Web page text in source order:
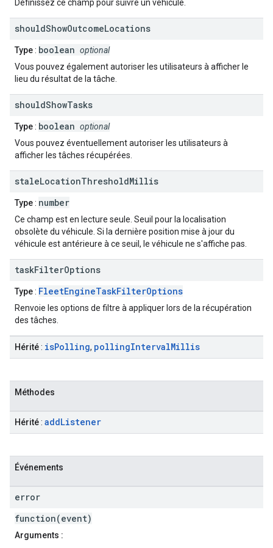
Définissez ce champ pour suivre un véhicule.
shouldShowOutcomeLocations
Type: boolean optional
Vous pouvez également autoriser les utilisateurs à afficher le
lieu du résultat de la tâche.
shouldShowTasks
Type: boolean optional
Vous pouvez éventuellement autoriser les utilisateurs à
afficher les tâches récupérées.
staleLocationThresholdMillis
Type: number
Ce champ est en lecture seule. Seuil pour la localisation
obsolète du véhicule. Si la dernière position mise à jour du
véhicule est antérieure à ce seuil, le véhicule ne s'affiche pas.
taskFilterOptions
Type: FleetEngineTaskFilterOptions
Renvoie les options de filtre à appliquer lors de la récupération
des tâches.
Hérité: isPolling, pollingIntervalMillis
Méthodes
Hérité: addListener
Événements
error
function(event)
Arguments :